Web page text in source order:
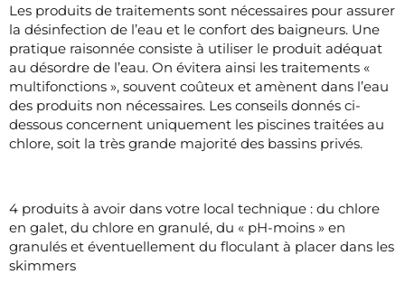
Les produits de traitements sont nécessaires pour assurer
la désinfection de l’eau et le confort des baigneurs. Une
pratique raisonnée consiste à utiliser le produit adéquat
au désordre de l’eau. On évitera ainsi les traitements «
multifonctions », souvent coûteux et amènent dans l’eau
des produits non nécessaires. Les conseils donnés ci-
dessous concernent uniquement les piscines traitées au
chlore, soit la très grande majorité des bassins privés.
4 produits à avoir dans votre local technique : du chlore
en galet, du chlore en granulé, du « pH-moins » en
granulés et éventuellement du floculant à placer dans les
skimmers